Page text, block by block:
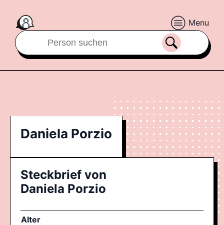
Menu
Daniela Porzio
Steckbrief von
Daniela Porzio
Alter